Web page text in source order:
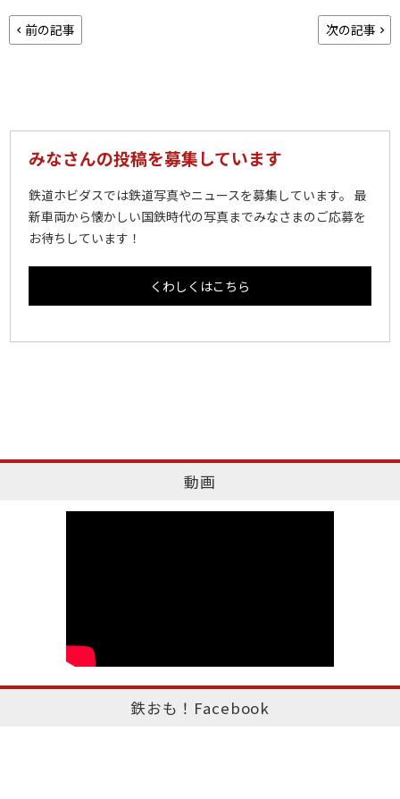
前の記事 次の記事
みなさんの投稿を募集しています
鉄道ホビダスでは鉄道写真やニュースを募集しています。 最
新車両から懐かしい国鉄時代の写真までみなさまのご応募を
お待ちしています！
くわしくはこちら
動画
鉄おも！Facebook